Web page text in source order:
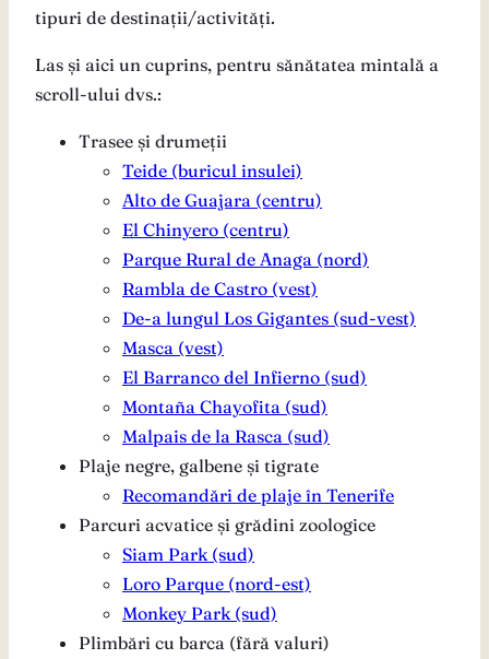
tipuri de destinații/activități.
Las și aici un cuprins, pentru sănătatea mintală a
scroll-ului dvs.:
Trasee și drumeții
Teide (buricul insulei)
Alto de Guajara (centru)
El Chinyero (centru)
Parque Rural de Anaga (nord)
Rambla de Castro (vest)
De-a lungul Los Gigantes (sud-vest)
Masca (vest)
El Barranco del Infierno (sud)
Montaña Chayofita (sud)
Malpais de la Rasca (sud)
Plaje negre, galbene și tigrate
Recomandări de plaje în Tenerife
Parcuri acvatice și grădini zoologice
Siam Park (sud)
Loro Parque (nord-est)
Monkey Park (sud)
Plimbări cu barca (fără valuri)